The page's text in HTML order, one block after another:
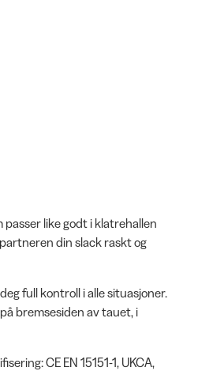
passer like godt i klatrehallen
din slack raskt og
full kontroll i alle situasjoner.
bremsesiden av tauet, i
CE EN 15151-1, UKCA,